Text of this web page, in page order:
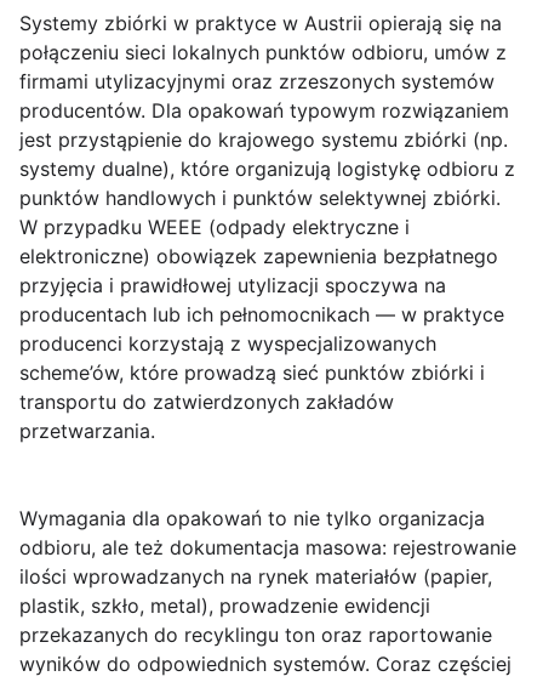
Systemy zbiórki w praktyce w Austrii opierają się na
połączeniu sieci lokalnych punktów odbioru, umów z
firmami utylizacyjnymi oraz zrzeszonych systemów
producentów. Dla opakowań typowym rozwiązaniem
jest przystąpienie do krajowego systemu zbiórki (np.
systemy dualne), które organizują logistykę odbioru z
punktów handlowych i punktów selektywnej zbiórki.
W przypadku WEEE (odpady elektryczne i
elektroniczne) obowiązek zapewnienia bezpłatnego
przyjęcia i prawidłowej utylizacji spoczywa na
producentach lub ich pełnomocnikach — w praktyce
producenci korzystają z wyspecjalizowanych
scheme’ów, które prowadzą sieć punktów zbiórki i
transportu do zatwierdzonych zakładów
przetwarzania.
Wymagania dla opakowań to nie tylko organizacja
odbioru, ale też dokumentacja masowa: rejestrowanie
ilości wprowadzanych na rynek materiałów (papier,
plastik, szkło, metal), prowadzenie ewidencji
przekazanych do recyklingu ton oraz raportowanie
wyników do odpowiednich systemów. Coraz częściej